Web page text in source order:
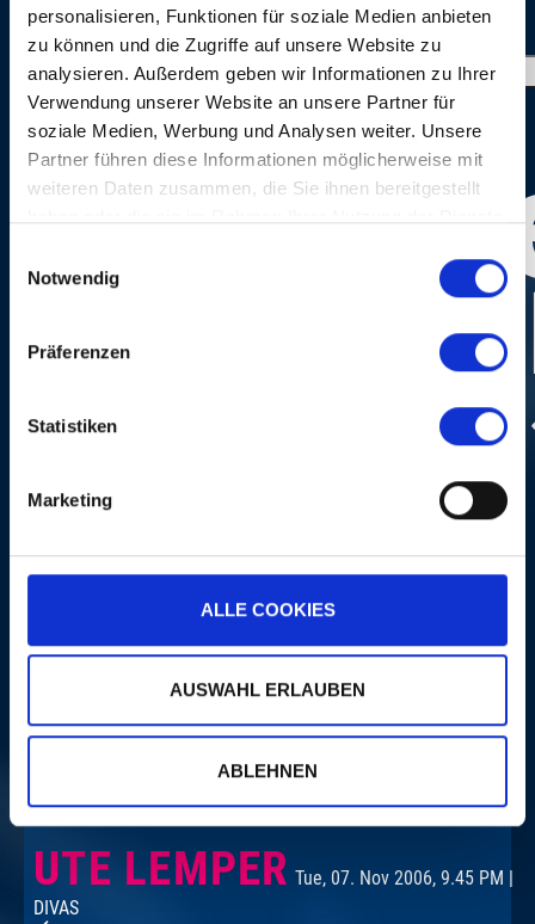
personalisieren, Funktionen für soziale Medien anbieten
zu können und die Zugriffe auf unsere Website zu
analysieren. Außerdem geben wir Informationen zu Ihrer
Verwendung unserer Website an unsere Partner für
soziale Medien, Werbung und Analysen weiter. Unsere
Partner führen diese Informationen möglicherweise mit
weiteren Daten zusammen, die Sie ihnen bereitgestellt
Notwendig
Präferenzen
Statistiken
Marketing
ALLE COOKIES
AUSWAHL ERLAUBEN
ABLEHNEN
CREDITS
UTE LEMPER Tue, 07. Nov 2006, 9.45 PM |
DIVAS